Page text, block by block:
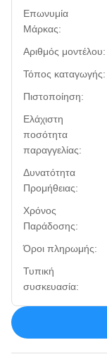
Επωνυμία
Μάρκας:
Αριθμός μοντέλου:
Τόπος καταγωγής:
Πιστοποίηση:
Ελάχιστη
ποσότητα
παραγγελίας:
Δυνατότητα
Προμήθειας:
Χρόνος
Παράδοσης:
Όροι πληρωμής:
Τυπική
συσκευασία: